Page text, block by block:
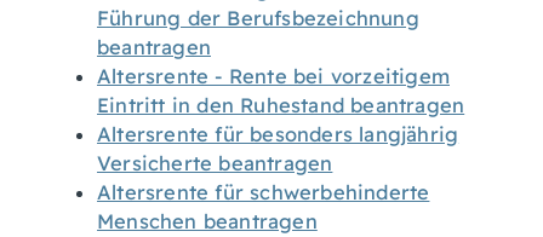
Führung der Berufsbezeichnung
beantragen
Altersrente - Rente bei vorzeitigem
Eintritt in den Ruhestand beantragen
Altersrente für besonders langjährig
Versicherte beantragen
Altersrente für schwerbehinderte
Menschen beantragen